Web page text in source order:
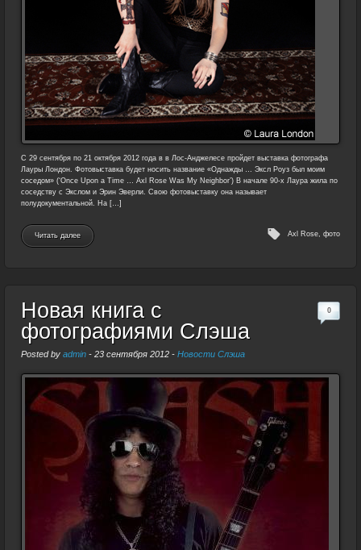
С 29 сентября по 21 октября 2012 года в в Лос-Анджелесе пройдет выставка фотографа
Лауры Лондон. Фотовыставка будет носить название «Однажды … Эксл Роуз был моим
соседом» (‘Once Upon a Time … Axl Rose Was My Neighbor’) В начале 90-х Лаура жила по
соседству с Экслом и Эрин Эверли. Свою фотовыставку она называет
полудокументальной. На […]
Читать далее Axl Rose фото
Новая книга с
фотографиями Слэша
Posted by admin - 23 сентября 2012 - Новости Слэша
0